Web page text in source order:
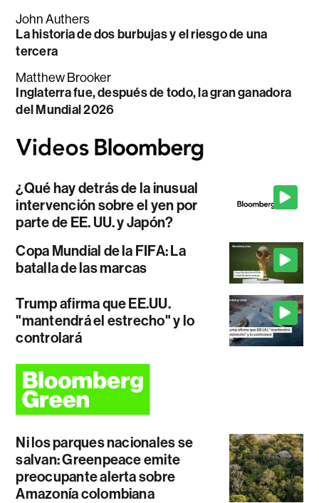
John Authers
La historia de dos burbujas y el riesgo de una
tercera
Matthew Brooker
Inglaterra fue, después de todo, la gran ganadora
del Mundial 2026
¿Qué hay detrás de la inusual
intervención sobre el yen por
parte de EE. UU. y Japón?
Copa Mundial de la FIFA: La
batalla de las marcas
Trump afirma que EE.UU.
"mantendrá el estrecho" y lo
controlará
Ni los parques nacionales se
salvan: Greenpeace emite
preocupante alerta sobre
Amazonía colombiana